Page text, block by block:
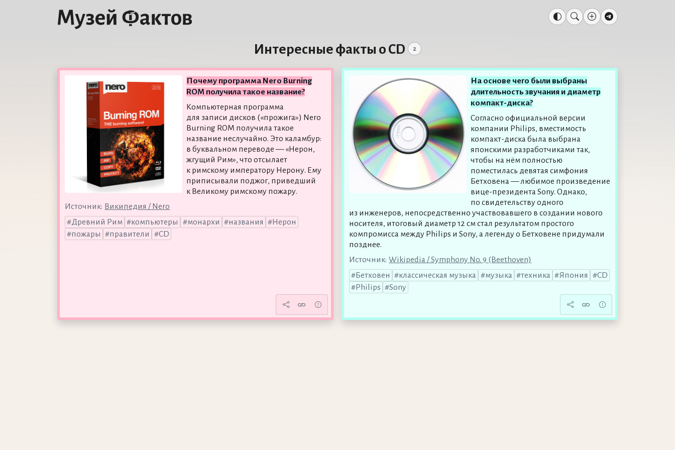
Интересные факты о CD 2
Почему программа Nero Burning
ROM получила такое название?
Компьютерная программа
для записи дисков («прожига») Nero
Burning ROM получила такое
название неслучайно. Это каламбур:
в буквальном переводе — «Нерон,
жгущий Рим», что отсылает
к римскому императору Нерону. Ему
приписывали поджог, приведший
к Великому римскому пожару.
Источник: Википедия / Nero
Древний Рим
компьютеры монархи названия
Нерон
пожары
правители CD
На основе чего были выбраны
длительность звучания и диаметр
компакт-диска?
Согласно официальной версии
компании Philips, вместимость
компакт-диска была выбрана
японскими разработчиками так,
чтобы на нём полностью
поместилась девятая симфония
Бетховена — любимое произведение
вице-президента Sony. Однако,
по свидетельству одного
из инженеров, непосредственно участвовавшего в создании нового
носителя, итоговый диаметр 12 см стал результатом простого
компромисса между Philips и Sony, а легенду о Бетховене придумали
позднее.
Источник: Wikipedia / Symphony No. 9 (Beethoven)
Бетховен
классическая музыка музыка техника Япония
CD
Philips
Sony